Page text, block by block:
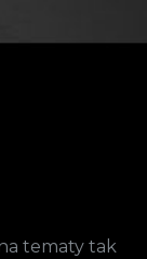
tematy tak